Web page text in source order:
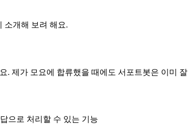
소개해 보려 해요.
. 제가 모요에 합류했을 때에도 서포트봇은 이미
으로 처리할 수 있는 기능